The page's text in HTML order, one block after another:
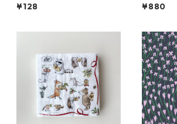
ランチサイズ ペーパーナプキ
ン PALKO クリームxブルー
¥128
ーナプキ
ト Anita
¥880